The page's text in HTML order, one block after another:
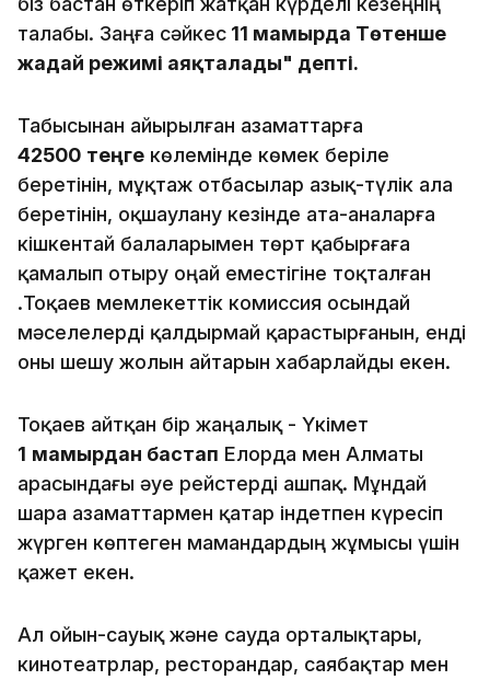
талабы. Заңға сәйкес 11 мамырда Төтенше
жағдай режимі аяқталады" депті.
Табысынан айырылған азаматтарға
42500 теңге көлемінде көмек беріле
беретінін, мұқтаж отбасылар азық-түлік ала
беретінін, оқшаулану кезінде ата-аналарға
кішкентай балаларымен төрт қабырғаға
қамалып отыру оңай еместігіне тоқталған
Қ.Тоқаев мемлекеттік комиссия осындай
мәселелерді қалдырмай қарастырғанын, енді
оны шешу жолын айтарын хабарлайды екен.
Тоқаев айтқан бір жаңалық - Үкімет
1 мамырдан бастап Елорда мен Алматы
арасындағы әуе рейстерді ашпақ. Мұндай
шара азаматтармен қатар індетпен күресіп
жүрген көптеген мамандардың жұмысы үшін
қажет екен.
Ал ойын-сауық және сауда орталықтары,
кинотеатрлар, ресторандар, саябақтар мен